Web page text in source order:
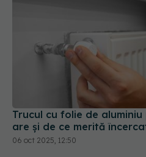
Trucul cu folie de
are și de ce merită
06 oct 2025, 12:50